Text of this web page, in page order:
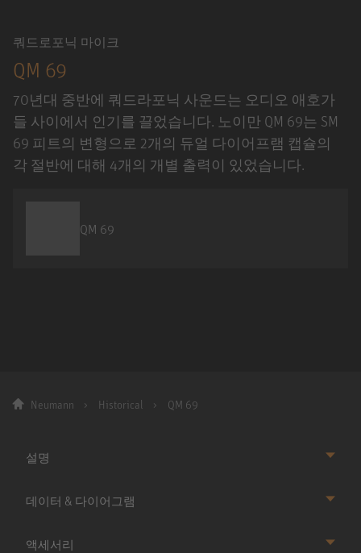
쿼드로포닉 마이크
QM 69
70년대 중반에 쿼드라포닉 사운드는 오디오 애호가
들 사이에서 인기를 끌었습니다. 노이만 QM 69는 SM
69 피트의 변형으로 2개의 듀얼 다이어프램 캡슐의
각 절반에 대해 4개의 개별 출력이 있었습니다.
QM 69
Neumann Historical QM 69
설명
데이터 & 다이어그램
액세서리